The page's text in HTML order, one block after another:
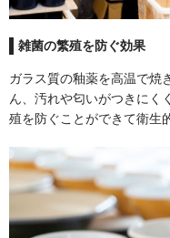
ハー
雑菌の繁殖を防ぐ効果
ガラス質の釉薬を高温で焼
ん、汚れや匂いがつきにく
殖を防ぐことができて衛生